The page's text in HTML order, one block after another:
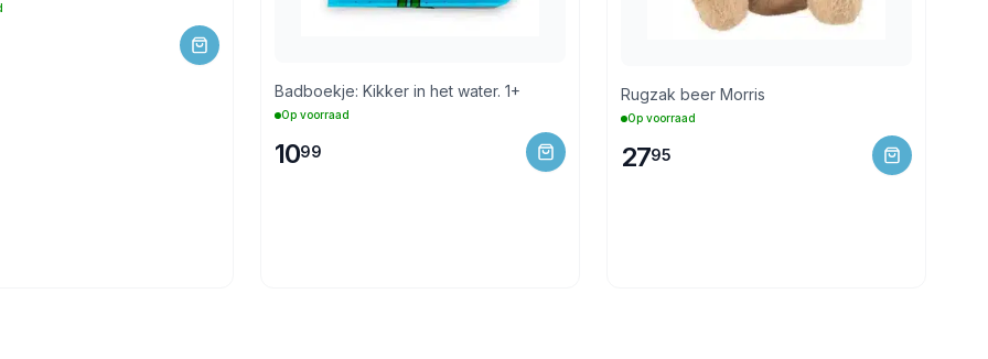
Badboekje: Kikker in het water. 1+
Op voorraad
1099
Rugzak beer Morris
Op voorraad
2795